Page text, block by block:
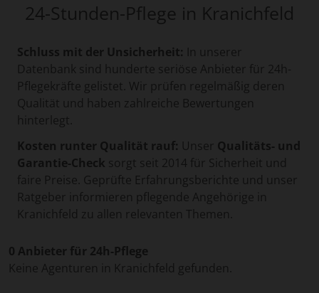
24-Stunden-Pflege in Kranichfeld
Schluss mit der Unsicherheit: In unserer
Datenbank sind hunderte seriöse Anbieter für 24h-
Pflegekräfte gelistet. Wir prüfen regelmäßig deren
Qualität und haben zahlreiche Bewertungen
hinterlegt.
Kosten runter Qualität rauf: Unser Qualitäts- und
Garantie-Check sorgt seit 2014 für Sicherheit und
faire Preise. Geprüfte Erfahrungsberichte und unser
Ratgeber informieren pflegende Angehörige in
Kranichfeld zu allen relevanten Themen.
0 Anbieter für 24h-Pflege
Keine Agenturen in Kranichfeld gefunden.